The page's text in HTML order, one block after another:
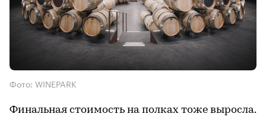
Фото: WINEPARK
Финальная стоимость на полках тоже выросла.